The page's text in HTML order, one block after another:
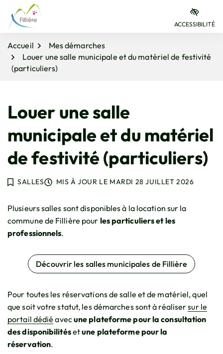
Gestion des traceurs
navigation
contenu
pied
de
page
ACCESSIBILITÉ
Accueil
Mes démarches
Louer une salle municipale et du matériel de festivité
(particuliers)
Louer une salle
municipale et du matériel
de festivité (particuliers)
SALLES MIS À JOUR LE MARDI 28 JUILLET 2026
Plusieurs salles sont disponibles à la location sur la
commune de Fillière pour les particuliers et les
professionnels.
Découvrir les salles municipales de Fillière
Pour toutes les réservations de salle et de matériel, quel
que soit votre statut, les démarches sont à réalisersur le
portail dédié avecune plateforme pour la consultation
des disponibilitésetune plateforme pour la
réservation.